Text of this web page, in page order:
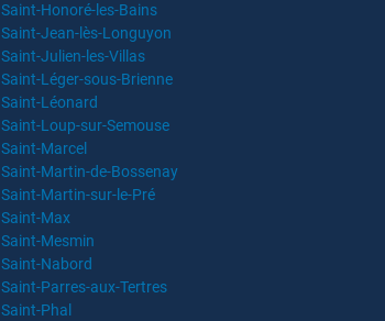
Saint-Honoré-les-Bains
Saint-Jean-lès-Longuyon
Saint-Julien-les-Villas
Saint-Léger-sous-Brienne
Saint-Léonard
Saint-Loup-sur-Semouse
Saint-Marcel
Saint-Martin-de-Bossenay
Saint-Martin-sur-le-Pré
Saint-Max
Saint-Mesmin
Saint-Nabord
Saint-Parres-aux-Tertres
Saint-Phal